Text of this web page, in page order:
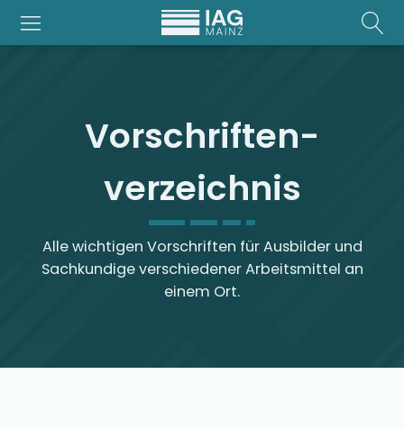
Vorschriften­
verzeichnis
Alle wichtigen Vorschriften für Ausbilder und
Sachkundige verschiedener Arbeitsmittel an
einem Ort.